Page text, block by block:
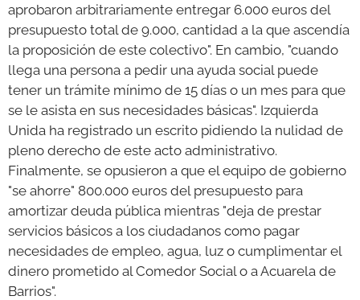
aprobaron arbitrariamente entregar 6.000 euros del
presupuesto total de 9.000, cantidad a la que ascendía
la proposición de este colectivo". En cambio, "cuando
llega una persona a pedir una ayuda social puede
tener un trámite mínimo de 15 días o un mes para que
se le asista en sus necesidades básicas". Izquierda
Unida ha registrado un escrito pidiendo la nulidad de
pleno derecho de este acto administrativo.
Finalmente, se opusieron a que el equipo de gobierno
"se ahorre" 800.000 euros del presupuesto para
amortizar deuda pública mientras "deja de prestar
servicios básicos a los ciudadanos como pagar
necesidades de empleo, agua, luz o cumplimentar el
dinero prometido al Comedor Social o a Acuarela de
Barrios".